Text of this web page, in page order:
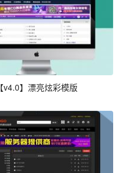
【v4.0】漂亮炫彩模版